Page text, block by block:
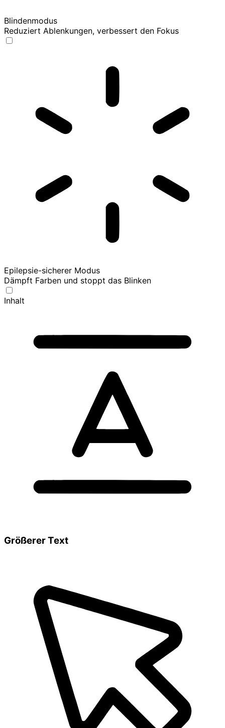
Blindenmodus
Reduziert Ablenkungen, verbessert den Fokus
Epilepsie-sicherer Modus
Dämpft Farben und stoppt das Blinken
Inhalt
Größerer Text